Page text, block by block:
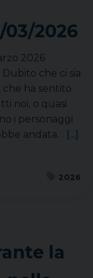
03/2026
2026
che ci sia
ha sentito
noi, o quasi
i personaggi
andata… [...]
2026
la